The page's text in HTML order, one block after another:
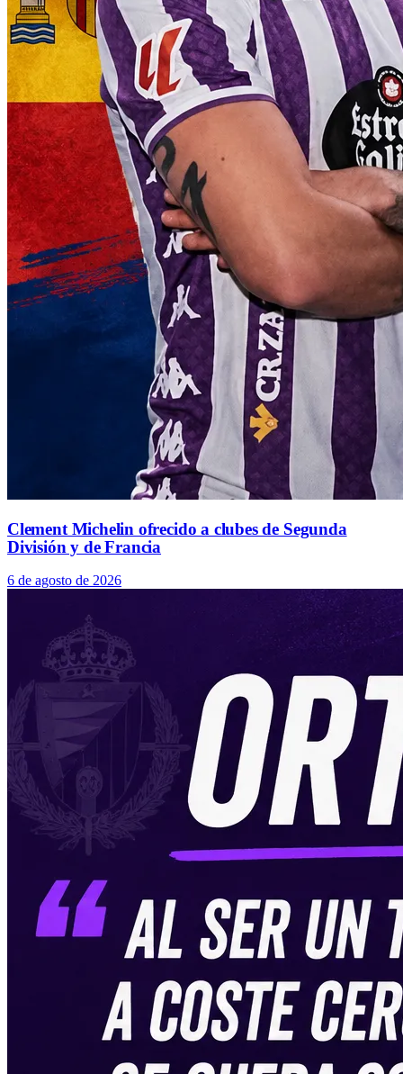
Clement Michelin ofrecido a clubes de Segunda
División y de Francia
6 de agosto de 2026